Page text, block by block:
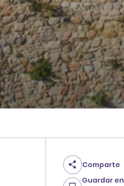
Comparte
Guardar en